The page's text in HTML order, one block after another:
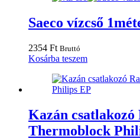
Saeco vízcső
2354 Ft Bruttó
Kosárba teszem
Kazán csatlakozó
Thermoblock